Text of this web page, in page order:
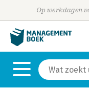
Op werkdagen